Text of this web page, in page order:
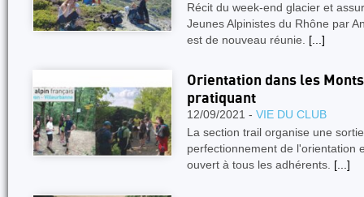
Récit du week-end glacier et
Jeunes Alpinistes du Rhône par
est de nouveau réunie. [...]
Orientation dans les
pratiquant
12/09/2021 - VIE DU CLUB
La section trail organise une
perfectionnement de l'orientation
ouvert à tous les adhérents. [...]